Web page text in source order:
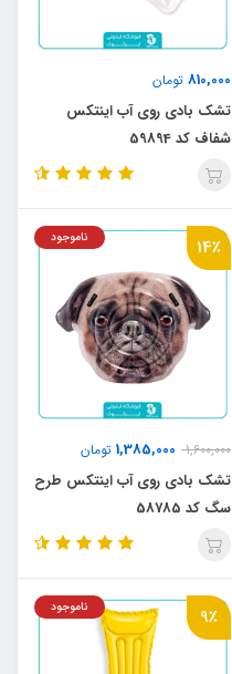
810,000 تومان
تشک بادی روی آب اینتکس
شفاف کد 59894
14٪
1,600,000
1,385,000 تومان
ناموجود
تشک بادی روی آب اینتکس طرح
سگ کد 58785
9٪ ناموجود